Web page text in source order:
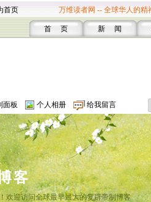
首页 万维读者网 -- 全球华人的精
首 页 新 闻
面板 个人相册 给我留言
客
欢迎访问全球最早最大的复辟帝制博客